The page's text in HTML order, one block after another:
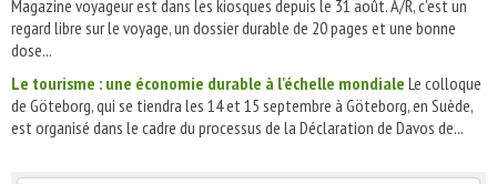
Magazine voyageur est dans les kiosques depuis le 31 août. A/R, c'est un
regard libre sur le voyage, un dossier durable de 20 pages et une bonne
dose...
Le tourisme : une économie durable à l'échelle mondiale Le colloque
de Göteborg, qui se tiendra les 14 et 15 septembre à Göteborg, en Suède,
est organisé dans le cadre du processus de la Déclaration de Davos de...